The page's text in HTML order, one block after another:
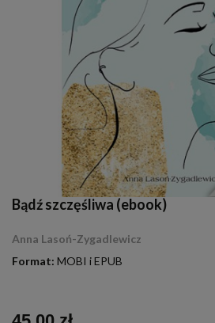
Bądź szczęśliwa (ebook)
Anna Lasoń-Zygadlewicz
Format: MOBI i EPUB